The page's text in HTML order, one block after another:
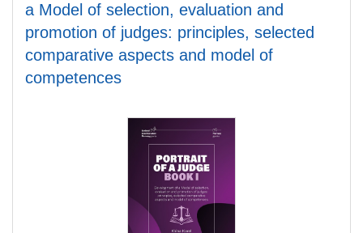
a Model of selection, evaluation and
promotion of judges: principles, selected
comparative aspects and model of
competences